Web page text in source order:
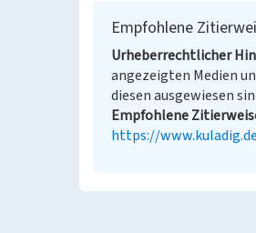
Empfohlene
Urheberrechtlicher
angezeigten Medien
diesen ausgewiesen
Empfohlene
https://